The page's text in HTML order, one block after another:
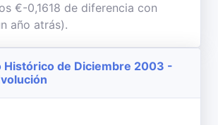
€-0,1618 de diferencia con
año atrás).
Histórico de Diciembre 2003 -